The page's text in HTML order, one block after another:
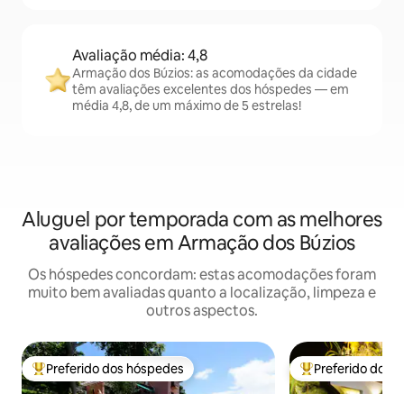
Avaliação média: 4,8
Armação dos Búzios: as acomodações da cidade
têm avaliações excelentes dos hóspedes — em
média 4,8, de um máximo de 5 estrelas!
Aluguel por temporada com as melhores
avaliações em Armação dos Búzios
Os hóspedes concordam: estas acomodações foram
muito bem avaliadas quanto a localização, limpeza e
outros aspectos.
Entre os melhores preferidos dos hóspedes
Preferido dos hóspedes Entre os
Preferido dos